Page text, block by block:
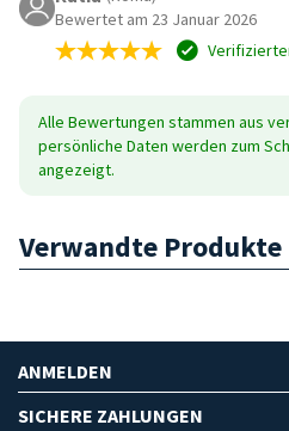
Bewertet am 23 Januar 2026
Alle Bewertungen stammen aus
persönliche Daten werden zum
angezeigt.
Verwandte Produkte
ANMELDEN
SICHERE ZAHLUNGEN